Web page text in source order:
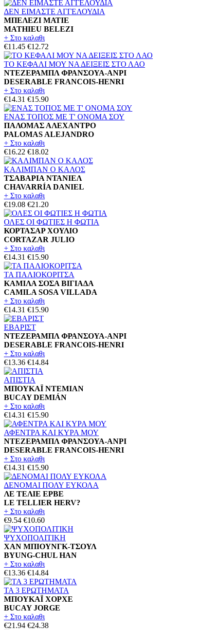
ΔΕΝ ΕΙΜΑΣΤΕ ΑΓΓΕΛΟΥΔΙΑ
ΜΠΕΛΕΖΙ ΜΑΤΙΕ
MATHIEU BELEZI
+ Στο καλαθι
€11.45 €12.72
ΤΟ ΚΕΦΑΛΙ ΜΟΥ ΝΑ ΔΕΙΞΕΙΣ ΣΤΟ ΛΑΟ
ΝΤΕΖΕΡΑΜΠΛ ΦΡΑΝΣΟΥΑ-ΑΝΡΙ
DESERABLE FRANCOIS-HENRI
+ Στο καλαθι
€14.31 €15.90
ΕΝΑΣ ΤΟΠΟΣ ΜΕ Τ' ΟΝΟΜΑ ΣΟΥ
ΠΑΛΟΜΑΣ ΑΛΕΧΑΝΤΡΟ
PALOMAS ALEJANDRO
+ Στο καλαθι
€16.22 €18.02
ΚΑΛΙΜΠΑΝ Ο ΚΑΛΟΣ
ΤΣΑΒΑΡΙΑ ΝΤΑΝΙΕΛ
CHAVARRÍA DANIEL
+ Στο καλαθι
€19.08 €21.20
ΟΛΕΣ ΟΙ ΦΩΤΙΕΣ Η ΦΩΤΙΑ
ΚΟΡΤΑΣΑΡ ΧΟΥΛΙΟ
CORTAZAR JULIO
+ Στο καλαθι
€14.31 €15.90
ΤΑ ΠΑΛΙΟΚΟΡΙΤΣΑ
ΚΑΜΙΛΑ ΣΟΣΑ ΒΙΓΙΑΔΑ
CAMILA SOSA VILLADA
+ Στο καλαθι
€14.31 €15.90
ΕΒΑΡΙΣΤ
ΝΤΕΖΕΡΑΜΠΛ ΦΡΑΝΣΟΥΑ-ΑΝΡΙ
DESERABLE FRANCOIS-HENRI
+ Στο καλαθι
€13.36 €14.84
ΑΠΙΣΤΙΑ
ΜΠΟΥΚΑΪ ΝΤΕΜΙΑΝ
BUCAY DEMIÁN
+ Στο καλαθι
€14.31 €15.90
ΑΦΕΝΤΡΑ ΚΑΙ ΚΥΡΑ ΜΟΥ
ΝΤΕΖΕΡΑΜΠΛ ΦΡΑΝΣΟΥΑ-ΑΝΡΙ
DESERABLE FRANCOIS-HENRI
+ Στο καλαθι
€14.31 €15.90
ΔΕΝΟΜΑΙ ΠΟΛΥ ΕΥΚΟΛΑ
ΛΕ ΤΕΛΙΕ ΕΡΒΕ
LE TELLIER HERV?
+ Στο καλαθι
€9.54 €10.60
ΨΥΧΟΠΟΛΙΤΙΚΗ
ΧΑΝ ΜΠΙΟΥΝΓΚ-ΤΣΟΥΛ
BYUNG-CHUL HAN
+ Στο καλαθι
€13.36 €14.84
ΤΑ 3 ΕΡΩΤΗΜΑΤΑ
ΜΠΟΥΚΑΪ ΧΟΡΧΕ
BUCAY JORGE
+ Στο καλαθι
€21.94 €24.38